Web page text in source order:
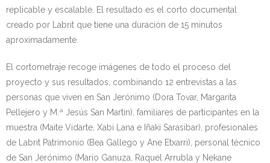
replicable y escalable. El resultado es el corto documental
creado por Labrit que tiene una duración de 15 minutos
aproximadamente.
El cortometraje recoge imágenes de todo el proceso del
proyecto y sus resultados, combinando 12 entrevistas a las
personas que viven en San Jerónimo (Dora Tovar, Margarita
Pellejero y M.ª Jesús San Martin), familiares de participantes en la
muestra (Maite Vidarte, Xabi Lana e Iñaki Sarasibar), profesionales
de Labrit Patrimonio (Bea Gallego y Ane Etxarri), personal técnico
de San Jerónimo (Mario Ganuza, Raquel Arrubla y Nekane